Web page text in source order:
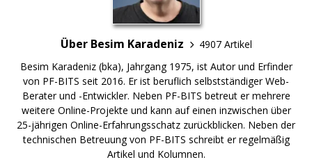
Über Besim Karadeniz
4907 Artikel
Besim Karadeniz (bka), Jahrgang 1975, ist Autor und Erfinder
von PF-BITS seit 2016. Er ist beruflich selbstständiger Web-
Berater und -Entwickler. Neben PF-BITS betreut er mehrere
weitere Online-Projekte und kann auf einen inzwischen über
25-jährigen Online-Erfahrungsschatz zurückblicken. Neben der
technischen Betreuung von PF-BITS schreibt er regelmäßig
Artikel und Kolumnen.